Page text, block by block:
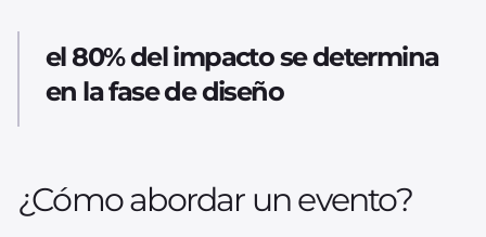
el 80% del impacto se determina
en la fase de diseño
¿Cómo abordar un evento?